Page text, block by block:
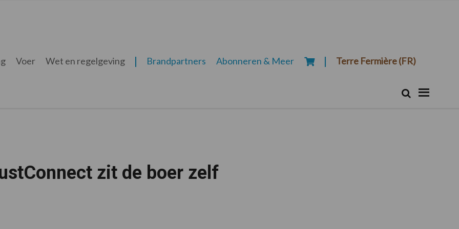
Voer Wet en regelgeving Brandpartners Abonneren & Meer Terre Fermière (FR)
Zoek
zit de boer zelf